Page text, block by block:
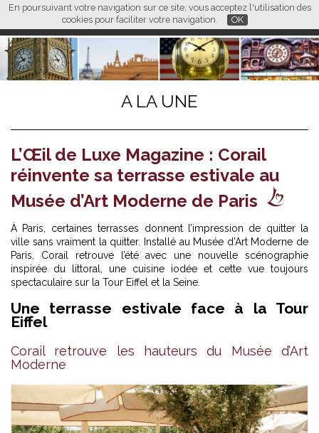
En poursuivant votre navigation sur ce site, vous acceptez l'utilisation des
cookies pour faciliter votre navigation.
OK
FR EN CN
L M
A LA UNE
L’Œil de Luxe Magazine : Corail
réinvente sa terrasse estivale au
Musée d’Art Moderne de Paris
À Paris, certaines terrasses donnent l’impression de quitter la
ville sans vraiment la quitter. Installé au Musée d’Art Moderne de
Paris, Corail retrouve l’été avec une nouvelle scénographie
inspirée du littoral, une cuisine iodée et cette vue toujours
spectaculaire sur la Tour Eiffel et la Seine.
Une terrasse estivale face à la Tour
Eiffel
Corail retrouve les hauteurs du Musée d’Art
Moderne